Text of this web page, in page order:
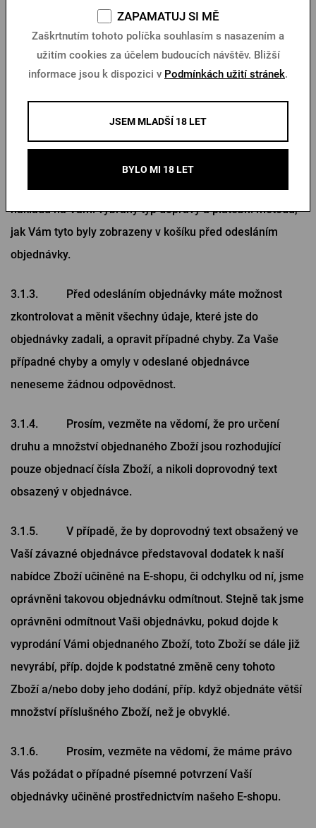
a platby, doplníte dodací údaje, a kliknete na tlačítko
„Závazně objednat a zavázat se k platbě“, čímž mj.
souhlasíte s těmito Obchodními podmínkami a
potvrzujete, že berete na vědomí zpracování Vašich
osobních údajů, které jsou nezbytné pro to, abychom Vám
3.1.2. Odesláním objednávky se zavazujete převzít
objednané Zboží a uhradit celkovou kupní cenu, a to vč.
nákladů na Vámi vybraný typ dopravy a platební metodu,
jak Vám tyto byly zobrazeny v košíku před odesláním
objednávky.
3.1.3. Před odesláním objednávky máte možnost
zkontrolovat a měnit všechny údaje, které jste do
objednávky zadali, a opravit případné chyby. Za Vaše
případné chyby a omyly v odeslané objednávce
neneseme žádnou odpovědnost.
3.1.4. Prosím, vezměte na vědomí, že pro určení
druhu a množství objednaného Zboží jsou rozhodující
pouze objednací čísla Zboží, a nikoli doprovodný text
obsazený v objednávce.
3.1.5. V případě, že by doprovodný text obsažený ve
Vaší závazné objednávce představoval dodatek k naší
nabídce Zboží učiněné na E-shopu, či odchylku od ní, jsme
oprávněni takovou objednávku odmítnout. Stejně tak jsme
oprávněni odmítnout Vaši objednávku, pokud dojde k
vyprodání Vámi objednaného Zboží, toto Zboží se dále již
nevyrábí, příp. dojde k podstatné změně ceny tohoto
Zboží a/nebo doby jeho dodání, příp. když objednáte větší
množství příslušného Zboží, než je obvyklé.
3.1.6. Prosím, vezměte na vědomí, že máme právo
Vás požádat o případné písemné potvrzení Vaší
objednávky učiněné prostřednictvím našeho E-shopu.
ZAPAMATUJ SI MĚ
Zaškrtnutím tohoto políčka souhlasím s nasazením a
užitím cookies za účelem budoucích návštěv. Bližší
informace jsou k dispozici v Podmínkách užití stránek.
JSEM MLADŠÍ 18 LET
BYLO MI 18 LET